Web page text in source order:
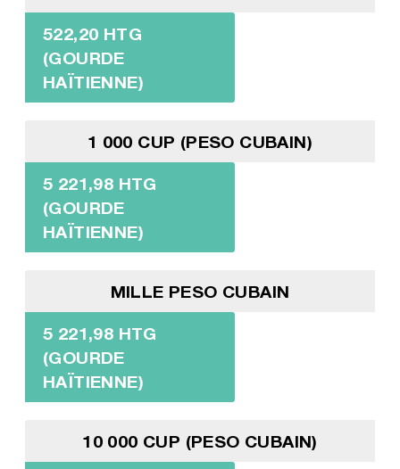
522,20 HTG
(GOURDE
HAÏTIENNE)
1 000 CUP (PESO CUBAIN)
5 221,98 HTG
(GOURDE
HAÏTIENNE)
MILLE PESO CUBAIN
5 221,98 HTG
(GOURDE
HAÏTIENNE)
10 000 CUP (PESO CUBAIN)